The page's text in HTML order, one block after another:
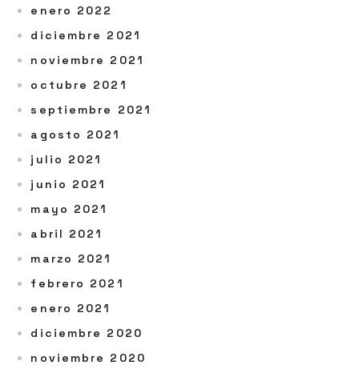
enero 2022
diciembre 2021
noviembre 2021
octubre 2021
septiembre 2021
agosto 2021
julio 2021
junio 2021
mayo 2021
abril 2021
marzo 2021
febrero 2021
enero 2021
diciembre 2020
noviembre 2020